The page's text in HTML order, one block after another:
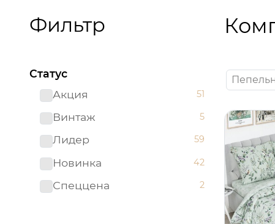
Фильтр
Статус
Акция
51
Винтаж 5
Лидер 59
Новинка 42
Спеццена 2